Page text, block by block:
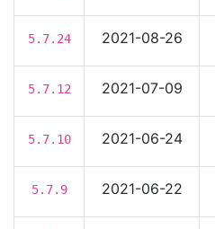
5.7.24 2021-08-26
5.7.12 2021-07-09
5.7.10 2021-06-24
5.7.9 2021-06-22